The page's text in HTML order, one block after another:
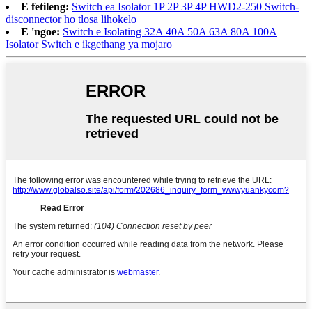
E fetileng: Switch ea Isolator 1P 2P 3P 4P HWD2-250 Switch-
disconnector ho tlosa lihokelo
E 'ngoe: Switch e Isolating 32A 40A 50A 63A 80A 100A
Isolator Switch e ikgethang ya mojaro